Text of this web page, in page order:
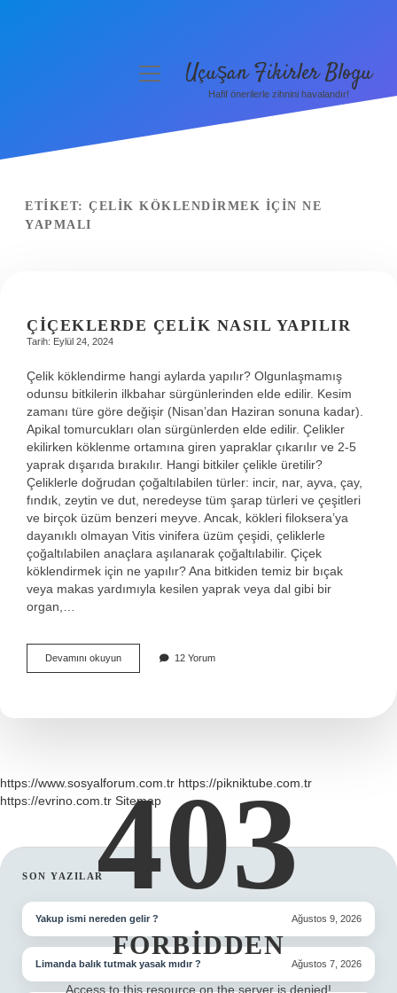
Gizlilik Politikası
Hakkımızda
menüyü
aç
Uçuşan Fikirler Blogu
Hafif önerilerle zihnini havalandır!
ETIKET: ÇELIK KÖKLENDIRMEK IÇIN NE
YAPMALI
ÇIÇEKLERDE ÇELIK NASIL YAPILIR
Tarih: Eylül 24, 2024
Çelik köklendirme hangi aylarda yapılır? Olgunlaşmamış
odunsu bitkilerin ilkbahar sürgünlerinden elde edilir. Kesim
zamanı türe göre değişir (Nisan’dan Haziran sonuna kadar).
Apikal tomurcukları olan sürgünlerden elde edilir. Çelikler
ekilirken köklenme ortamına giren yapraklar çıkarılır ve 2-5
yaprak dışarıda bırakılır. Hangi bitkiler çelikle üretilir?
Çeliklerle doğrudan çoğaltılabilen türler: incir, nar, ayva, çay,
fındık, zeytin ve dut, neredeyse tüm şarap türleri ve çeşitleri
ve birçok üzüm benzeri meyve. Ancak, kökleri filoksera’ya
dayanıklı olmayan Vitis vinifera üzüm çeşidi, çeliklerle
çoğaltılabilen anaçlara aşılanarak çoğaltılabilir. Çiçek
köklendirmek için ne yapılır? Ana bitkiden temiz bir bıçak
veya makas yardımıyla kesilen yaprak veya dal gibi bir
organ,…
Devamını okuyunÇiçeklerde
Çelik
12 Yorum
https://www.sosyalforum.com.tr https://pikniktube.com.tr
https://evrino.com.tr Sitemap
SIDEBAR
SON YAZILAR
Yakup ismi nereden gelir ? Ağustos 9, 2026
Limanda balık tutmak yasak mıdır ? Ağustos 7, 2026
403
FORBIDDEN
Access to this resource on the server is denied!